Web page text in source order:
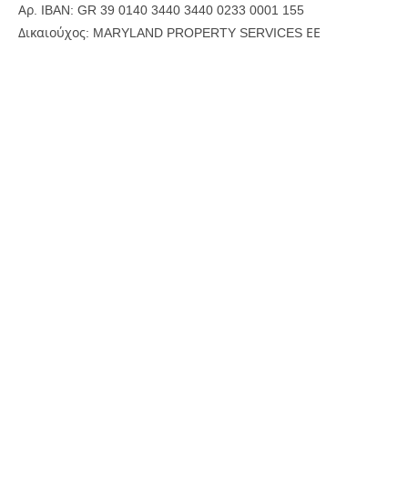
Αρ. IBAN: GR 39 0140 3440 3440 0233 0001 155
Δικαιούχος: MARYLAND PROPERTY SERVICES ΕΕ